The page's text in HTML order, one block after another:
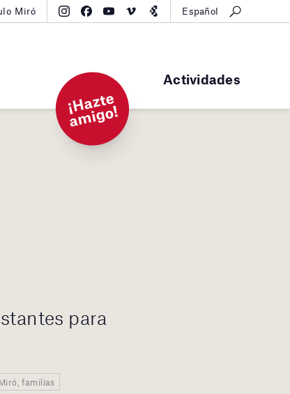
Actividades
Miró Español
¡
H
a
zt
e
a
mi
g
o!
para
familias